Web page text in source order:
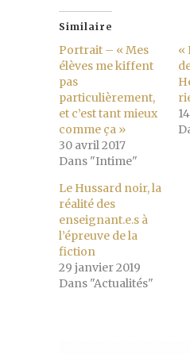
Similaire
Portrait – « Mes
élèves me kiffent
pas
particulièrement,
et c’est tant mieux
comme ça »
30 avril 2017
Dans "Intime"
«
Le Hussard noir, la
réalité des
enseignant.e.s à
l’épreuve de la
fiction
29 janvier 2019
Dans "Actualités"